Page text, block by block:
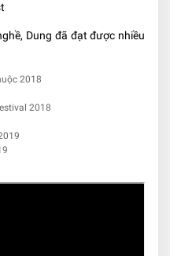
Dung đã đạt được nhiều
2018
2018